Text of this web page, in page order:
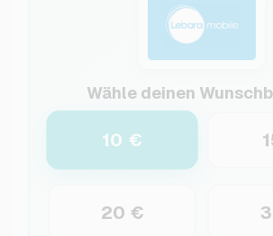
Wähle deinen
10 €
20 €